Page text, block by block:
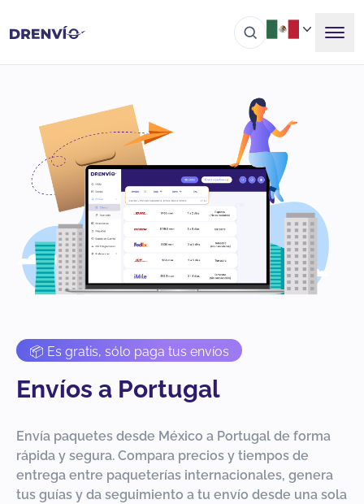
📦 Es gratis, sólo paga tus envíos
Envíos a Portugal
Envía paquetes desde México a Portugal de forma
rápida y segura. Compara precios y tiempos de
entrega entre paqueterías internacionales, genera
tus guías y da seguimiento a tu envío desde una sola